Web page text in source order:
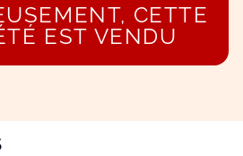
CETTE
EST VENDU